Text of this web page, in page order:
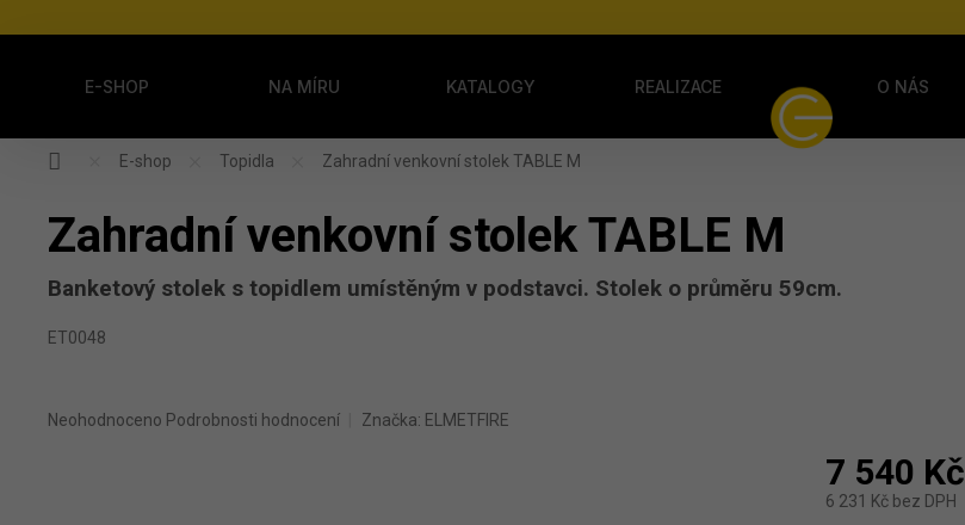
E-SHOP NA MÍRU KATALOGY REALIZACE O NÁS
E-shop Topidla Zahradní venkovní stolek TABLE M
Zahradní venkovní stolek TABLE M
Banketový stolek s topidlem umístěným v podstavci. Stolek o průměru 59cm.
ET0048
Průměrné hodnocení produktu je 0,0 z 5 hvězdiček.
Neohodnoceno Podrobnosti hodnocení Značka: ELMETFIRE
7 540 Kč
6 231 Kč bez DPH